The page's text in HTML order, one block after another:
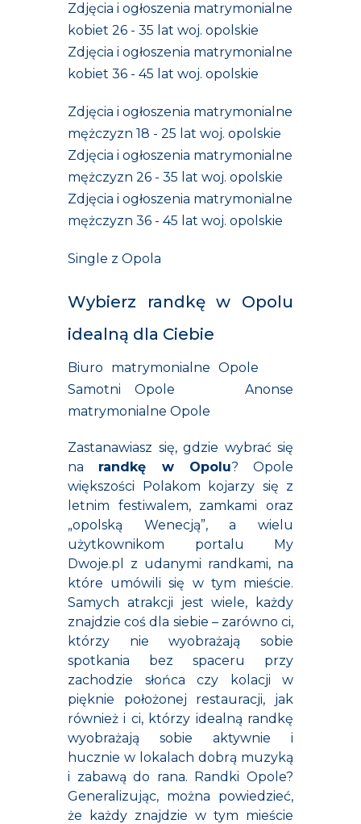
Zdjęcia i ogłoszenia matrymonialne
kobiet 26 - 35 lat woj. opolskie
Zdjęcia i ogłoszenia matrymonialne
kobiet 36 - 45 lat woj. opolskie
Zdjęcia i ogłoszenia matrymonialne
mężczyzn 18 - 25 lat woj. opolskie
Zdjęcia i ogłoszenia matrymonialne
mężczyzn 26 - 35 lat woj. opolskie
Zdjęcia i ogłoszenia matrymonialne
mężczyzn 36 - 45 lat woj. opolskie
Single z Opola
Wybierz randkę w Opolu
idealną dla Ciebie
Biuro matrymonialne Opole
Samotni Opole
Anonse
matrymonialne Opole
Zastanawiasz się, gdzie wybrać się
na randkę w Opolu? Opole
większości Polakom kojarzy się z
letnim festiwalem, zamkami oraz
„opolską Wenecją”, a wielu
użytkownikom portalu My
Dwoje.pl z udanymi randkami, na
które umówili się w tym mieście.
Samych atrakcji jest wiele, każdy
znajdzie coś dla siebie – zarówno ci,
którzy nie wyobrażają sobie
spotkania bez spaceru przy
zachodzie słońca czy kolacji w
pięknie położonej restauracji, jak
również i ci, którzy idealną randkę
wyobrażają sobie aktywnie i
hucznie w lokalach dobrą muzyką
i zabawą do rana. Randki Opole?
Generalizując, można powiedzieć,
że każdy znajdzie w tym mieście